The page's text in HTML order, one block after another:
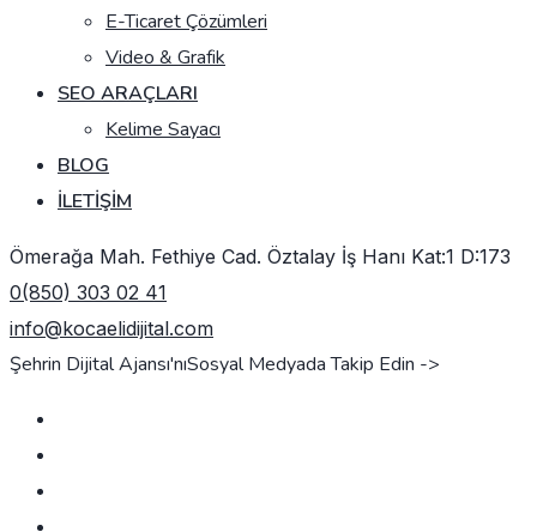
E-Ticaret Çözümleri
Video & Grafik
SEO ARAÇLARI
Kelime Sayacı
BLOG
İLETIŞIM
Ömerağa Mah. Fethiye Cad. Öztalay İş Hanı Kat:1 D:173
0(850) 303 02 41
info@kocaelidijital.com
Şehrin Dijital Ajansı'nıSosyal Medyada Takip Edin ->